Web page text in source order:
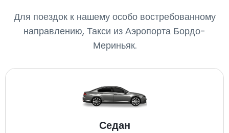
Для поездок к нашему особо востребованному
направлению, Такси из Аэропорта Бордо-
Мериньяк.
Седан